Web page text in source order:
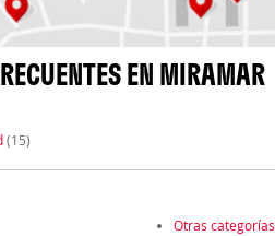
EN MIRAMAR
(15)
Otras categorías